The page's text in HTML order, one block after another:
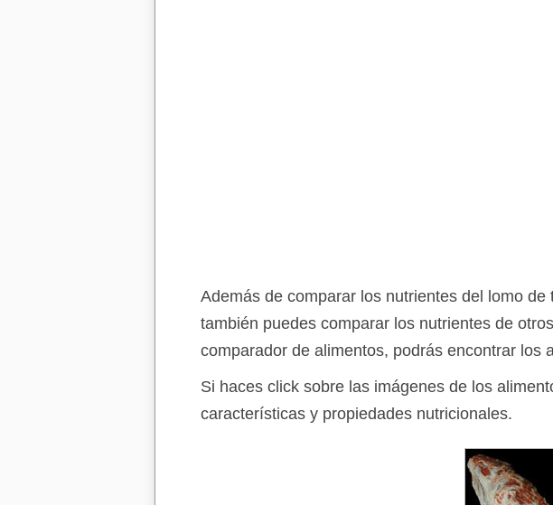
Además de comparar los nutrientes del lomo
también puedes comparar los nutrientes de
comparador de alimentos, podrás encontrar los
Si haces click sobre las imágenes de los
características y propiedades nutricionales.